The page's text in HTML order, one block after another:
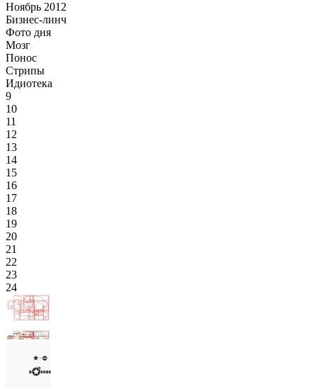
Ноябрь 2012
Бизнес-линч
Фото дня
Мозг
Понос
Стрипы
Идиотека
9
10
11
12
13
14
15
16
17
18
19
20
21
22
23
24